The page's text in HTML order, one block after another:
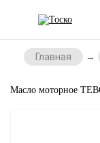
Главная
Масло моторное